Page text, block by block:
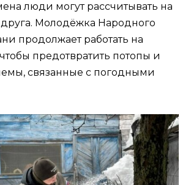
люди могут рассчитывать на
Молодёжка Народного
продолжает работать на
предотвратить потопы и
связанные с погодными